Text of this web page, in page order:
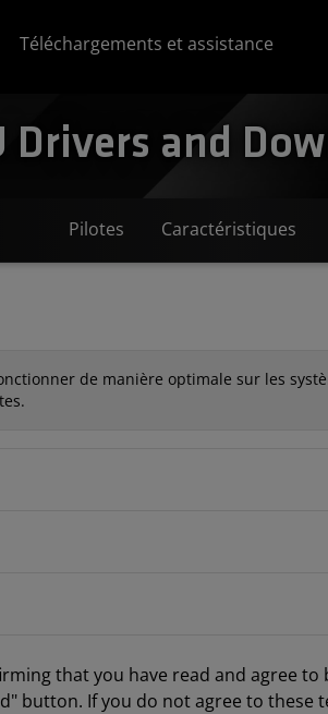
Téléchargements et assistance
Drivers and
Pilotes Caractéristiques
de manière optimale sur les
that you have read and agree to
button. If you do not agree to